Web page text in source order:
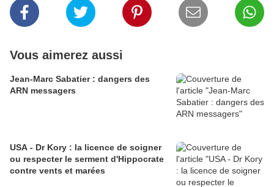
Vous aimerez aussi
Jean-Marc Sabatier : dangers des
ARN messagers
USA - Dr Kory : la licence de soigner
ou respecter le serment d'Hippocrate
contre vents et marées